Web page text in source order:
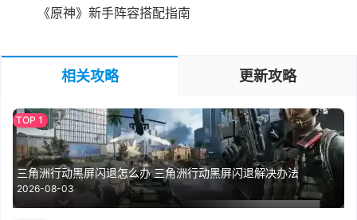
《原神》新手阵容搭配指南
相关攻略 更新攻略
三角洲行动黑屏闪退怎么办 三角洲行动黑屏闪退解决办法
2026-08-03